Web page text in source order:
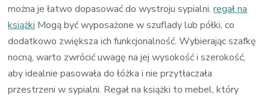
można je łatwo dopasować do wystroju sypialni.regał na
książki Mogą być wyposażone w szuflady lub półki, co
dodatkowo zwiększa ich funkcjonalność. Wybierając szafkę
nocną, warto zwrócić uwagę na jej wysokość i szerokość,
aby idealnie pasowała do łóżka i nie przytłaczała
przestrzeni w sypialni. Regał na książki to mebel, który